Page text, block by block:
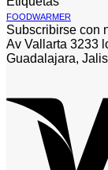
FOODWARMER
Subscribirse con
Av Vallarta 3233
Guadalajara,